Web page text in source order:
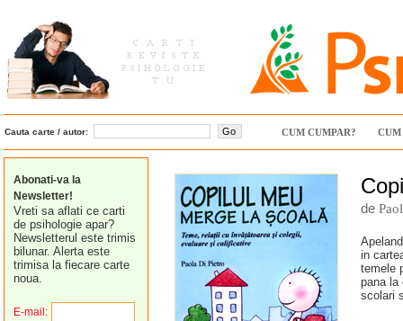
Cauta carte / autor: CUM CUMPAR? CUM
Abonati-va la
Newsletter!
Vreti sa aflati ce carti
de psihologie apar?
Newsletterul este trimis
bilunar. Alerta este
trimisa la fiecare carte
noua.
E-mail:
de
in
temele
pana la
scolari